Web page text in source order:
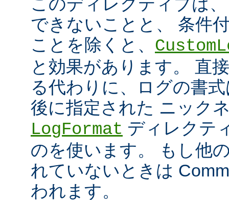
できないことと、 条件
ことを除くと、
と効果があります。 直
る代わりに、ログの書
後に指定された ニック
LogFormat ディレクテ
のを使います。 もし他
れていないときは
われます。